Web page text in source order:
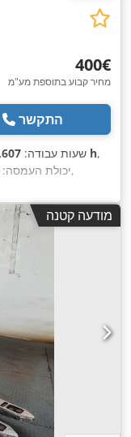
‏400 ‏€
מחיר קבוע בתוספת מע"מ
התקשר
, שעות עבודה: 4,607 h,
יכולת העמסה:,
מודעה קטנה